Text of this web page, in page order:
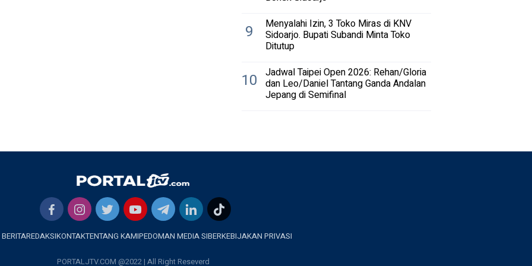
9 Menyalahi Izin, 3 Toko Miras di KNV
Sidoarjo. Bupati Subandi Minta Toko
Ditutup
10 Jadwal Taipei Open 2026: Rehan/Gloria
dan Leo/Daniel Tantang Ganda Andalan
Jepang di Semifinal
REDAKSIKONTAKTENTANG KAMIPEDOMAN MEDIA SIBERKEBIJAKAN PRIVASI
PORTALJTV.COM @2022 | All Right Reseverd